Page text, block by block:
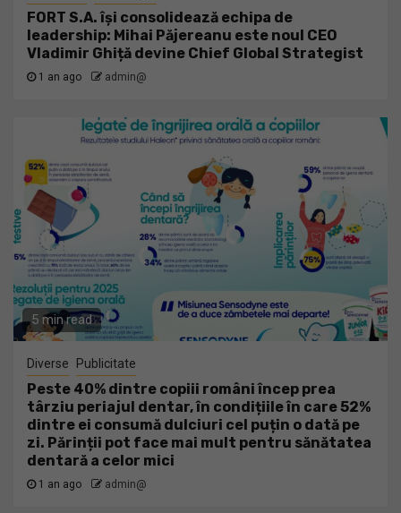
FORT S.A. își consolidează echipa de
leadership: Mihai Păjereanu este noul CEO
Vladimir Ghiță devine Chief Global Strategist
1 an ago admin@
5 min read
Diverse Publicitate
Peste 40% dintre copiii români încep prea
târziu periajul dentar, în condițiile în care 52%
dintre ei consumă dulciuri cel puțin o dată pe
zi. Părinții pot face mai mult pentru sănătatea
dentară a celor mici
1 an ago admin@